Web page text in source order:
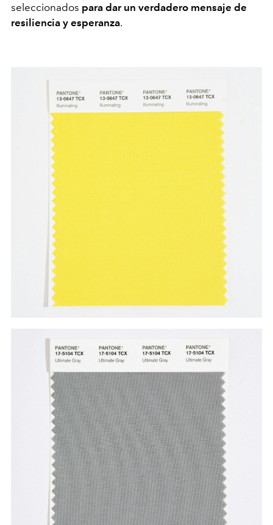
seleccionados para dar un verdadero mensaje de
resiliencia y esperanza.